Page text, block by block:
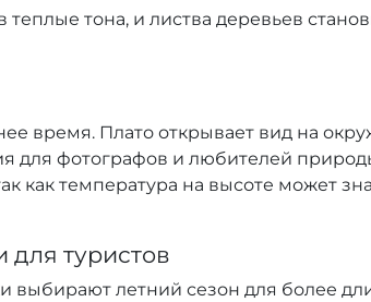
тона, и листва деревьев
время. Плато открывает вид на
для фотографов и любителей
как температура на высоте может
для туристов
летний сезон для более